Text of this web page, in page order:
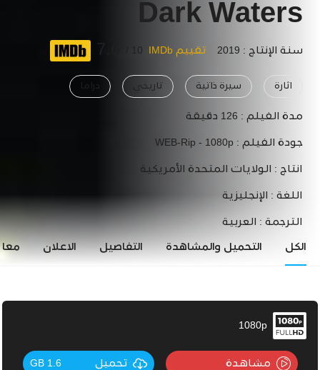
Dark Waters
سنة الإنتاج : 2019 تقييم IMDb 10 /
اثارة سيرة ذاتية تاريخي دراما
مدة الفيلم : 126 دقيقة
جودة الفيلم : WEB-Rip - 1080p
انتاج : الولايات المتحدة الأمريكية
اللغة : الإنجليزية
الترجمة : العربية
الكل التحميل والمشاهدة التفاصيل الاعلان
1080p
مشاهدة تحميل 1.6 GB